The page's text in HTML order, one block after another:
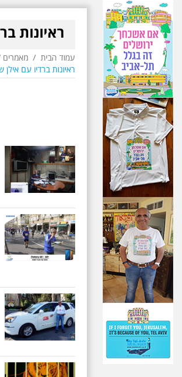
ראיונות
עמוד הבית / מאמרים
ראיונות ברדיו עם